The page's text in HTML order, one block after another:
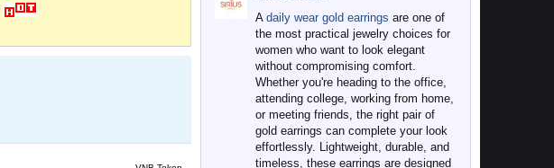
A daily wear gold earrings are one of
the most practical jewelry choices for
women who want to look elegant
without compromising comfort.
Whether you're heading to the office,
attending college, working from home,
or meeting friends, the right pair of
gold earrings can complete your look
effortlessly. Lightweight, durable, and
timeless, these earrings are designed